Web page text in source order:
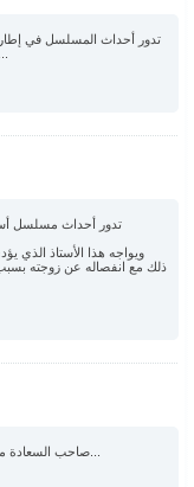
تدور أحداث مسلسل
ويواجه هذا الأستاذ الذي